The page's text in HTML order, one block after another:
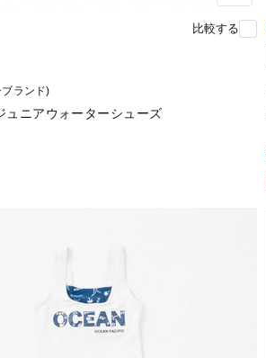
比較する
ランド)
ュニアウォーターシューズ